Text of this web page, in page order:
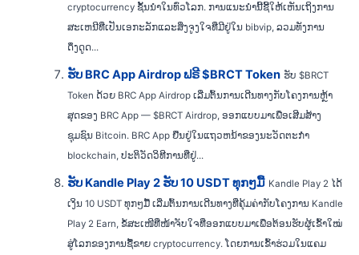
cryptocurrency ຊັ້ນນໍາໃນທົ່ວໂລກ. ການແນະນໍານີ້ຊີ້ໃຫ້ເຫັນເຖິງການ
ສະເຫນີທີ່ເປັນເອກະລັກແລະສິ່ງຈູງໃຈທີ່ມີຢູ່ໃນ bibvip, ລວມທັງການ
ດຶງດູດ...
ຮັບ BRC App Airdrop ຟຣີ $BRCT Token ຮັບ $BRCT
Token ດ້ວຍ BRC App Airdrop ເລີ່ມຕົ້ນການເດີນທາງກັບໂຄງການຫຼ້າ
ສຸດຂອງ BRC App — $BRCT Airdrop, ອອກແບບມາເພື່ອເສີມສ້າງ
ຊຸມຊົນ Bitcoin. BRC App ຢືນຢູ່ໃນແຖວຫນ້າຂອງນະວັດຕະກໍາ
blockchain, ປະຕິວັດວິທີການທີ່ຢູ່...
ຮັບ Kandle Play 2 ຮັບ 10 USDT ທຸກໆມື້ Kandle Play 2 ໄດ້
ເງິນ 10 USDT ທຸກໆມື້ ເລີ່ມຕົ້ນການເດີນທາງທີ່ຄຸ້ມຄ່າກັບໂຄງການ Kandle
Play 2 Earn, ຂໍ້ສະເໜີທີ່ໜ້າຈັບໃຈທີ່ອອກແບບມາເພື່ອຕ້ອນຮັບຜູ້ເຂົ້າໃໝ່
ສູ່ໂລກຂອງການຊື້ຂາຍ cryptocurrency. ໂດຍການເຂົ້າຮ່ວມໃນແຄມ